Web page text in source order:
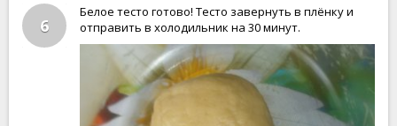
6
Белое тесто готово! Тесто завернуть в плёнку и
отправить в холодильник на 30 минут.